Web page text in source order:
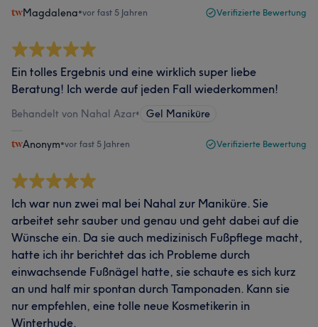
Magdalena•vor fast 5 Jahren Verifizierte Bewertung
Ein tolles Ergebnis und eine wirklich super liebe
Beratung! Ich werde auf jeden Fall wiederkommen!
Behandelt von Nahal Azar• Gel Maniküre
Anonym•vor fast 5 Jahren Verifizierte Bewertung
Ich war nun zwei mal bei Nahal zur Maniküre. Sie
arbeitet sehr sauber und genau und geht dabei auf die
Wünsche ein. Da sie auch medizinisch Fußpflege macht,
hatte ich ihr berichtet das ich Probleme durch
einwachsende Fußnägel hatte, sie schaute es sich kurz
an und half mir spontan durch Tamponaden. Kann sie
nur empfehlen, eine tolle neue Kosmetikerin in
Winterhude.